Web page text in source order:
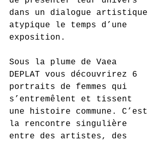
dans un dialogue artistique
atypique le temps d’une
exposition.
Sous la plume de Vaea
DEPLAT vous découvrirez 6
portraits de femmes qui
s’entremêlent et tissent
une histoire commune. C’est
la rencontre singulière
entre des artistes, des